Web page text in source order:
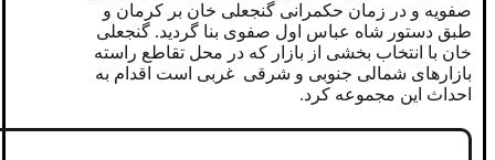
صفویه و در زمان حکمرانی گنجعلی خان بر کرمان و
طبق دستور شاه عباس اول صفوی بنا گردید. گنجعلی
خان با انتخاب بخشی از بازار که در محل تقاطع راسته
بازارهای شمالی جنوبی و شرقی غربی است اقدام به
احداث این مجموعه کرد.